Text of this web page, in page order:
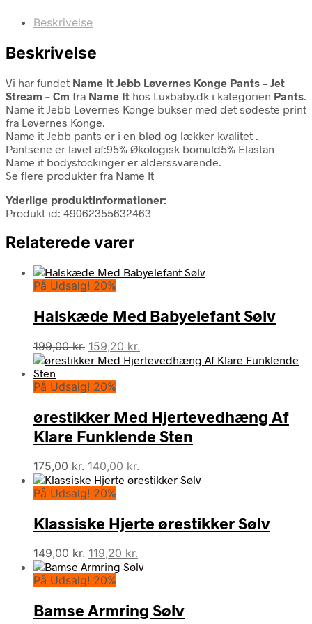
Beskrivelse
Beskrivelse
Vi har fundet Name It Jebb Løvernes Konge Pants – Jet
Stream – Cm fra Name It hos Luxbaby.dk i kategorien Pants.
Name it Jebb Løvernes Konge bukser med det sødeste print
fra Løvernes Konge.
Name it Jebb pants er i en blød og lækker kvalitet .
Pantsene er lavet af:95% Økologisk bomuld5% Elastan
Name it bodystockinger er alderssvarende.
Se flere produkter fra Name It
Yderlige produktinformationer:
Produkt id: 49062355632463
Relaterede varer
På Udsalg! 20%
Halskæde Med Babyelefant Sølv
199,00kr. Den
oprindelige
var:
159,20 kr.
aktuelle
På Udsalg! 20%
ørestikker Med Hjertevedhæng Af
Klare Funklende Sten
175,00kr. Den
oprindelige
pris
175,00 kr..
140,00 kr.
aktuelle
140,00 kr..
På Udsalg! 20%
Klassiske Hjerte ørestikker Sølv
149,00kr. Den
oprindelige
pris
149,00 kr..
119,20 kr.
aktuelle
119,20 kr..
På Udsalg! 20%
Bamse Armring Sølv